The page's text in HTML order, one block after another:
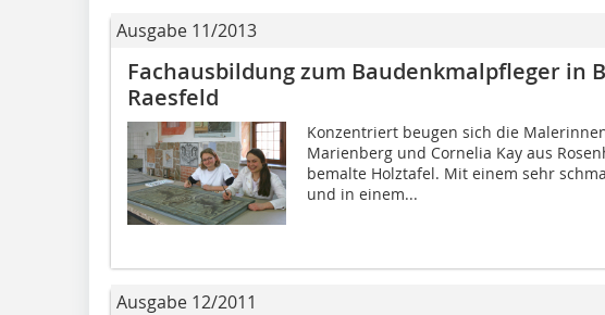
Ausgabe 11/2013
Fachausbildung zum Baudenkmalpfleger in
Raesfeld
Konzentriert beugen sich die
Marienberg und Cornelia Kay aus
bemalte Holztafel. Mit einem sehr
und in einem...
Ausgabe 12/2011